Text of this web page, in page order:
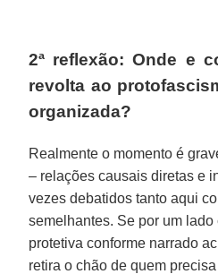
2ª reflexão: Onde e
revolta ao
organizada?
Realmente o momento é
– relações causais diretas e
vezes debatidos tanto aqui
semelhantes. Se por um
protetiva conforme narrado
retira o chão de quem